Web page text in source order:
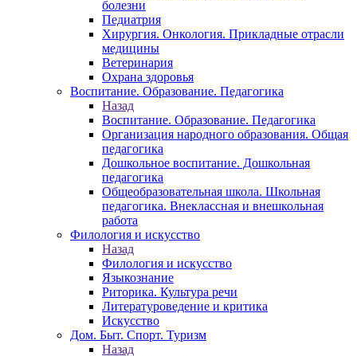
болезни
Педиатрия
Хирургия. Онкология. Прикладные отрасли
медицины
Ветеринария
Охрана здоровья
Воспитание. Образование. Педагогика
Назад
Воспитание. Образование. Педагогика
Организация народного образования. Общая
педагогика
Дошкольное воспитание. Дошкольная
педагогика
Общеобразовательная школа. Школьная
педагогика. Внеклассная и внешкольная
работа
Филология и искусство
Назад
Филология и искусство
Языкознание
Риторика. Культура речи
Литературоведение и критика
Искусство
Дом. Быт. Спорт. Туризм
Назад